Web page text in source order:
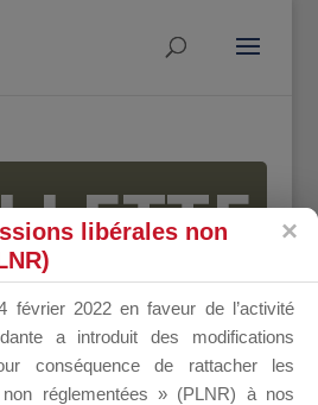
DU
libérales non
février 2022 en faveur de l’activité
a introduit des modifications
conséquence de rattacher les
réglementées » (PLNR) à nos